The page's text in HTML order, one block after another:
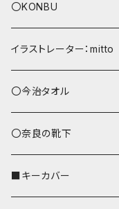
〇KONBU
ショルダーバッグ
あずまバッグ
トートバッグ（L）
バッグインバッグ
イラストレーター：mitto
シマエナガ
ハシビロコウ
オカメインコ
〇今治タオル
〇奈良の靴下
■キーカバー